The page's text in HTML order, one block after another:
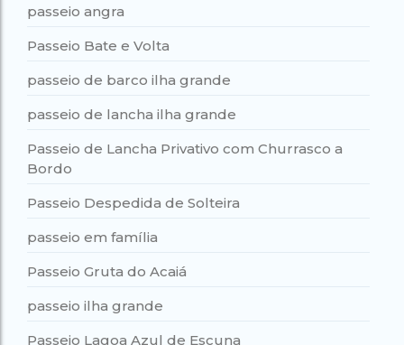
passeio angra
Passeio Bate e Volta
passeio de barco ilha grande
passeio de lancha ilha grande
Passeio de Lancha Privativo com Churrasco a
Bordo
Passeio Despedida de Solteira
passeio em família
Passeio Gruta do Acaiá
passeio ilha grande
Passeio Lagoa Azul de Escuna